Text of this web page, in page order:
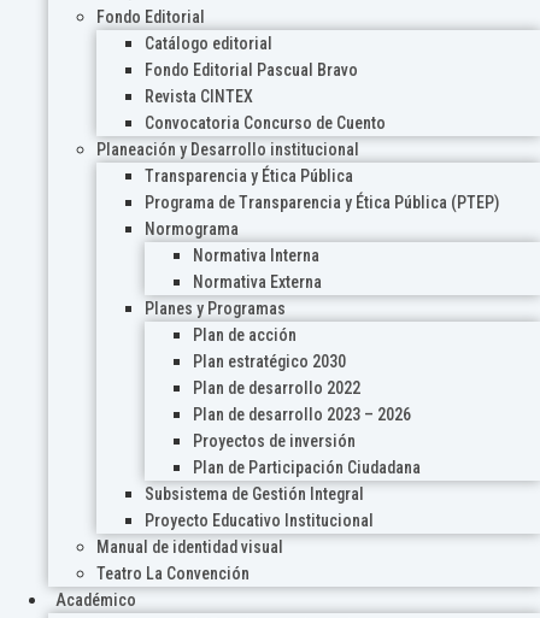
Fondo Editorial
Catálogo editorial
Fondo Editorial Pascual Bravo
Revista CINTEX
Convocatoria Concurso de Cuento
Planeación y Desarrollo institucional
Transparencia y Ética Pública
Programa de Transparencia y Ética Pública (PTEP)
Normograma
Normativa Interna
Normativa Externa
Planes y Programas
Plan de acción
Plan estratégico 2030
Plan de desarrollo 2022
Plan de desarrollo 2023 – 2026
Proyectos de inversión
Plan de Participación Ciudadana
Subsistema de Gestión Integral
Proyecto Educativo Institucional
Manual de identidad visual
Teatro La Convención
Académico